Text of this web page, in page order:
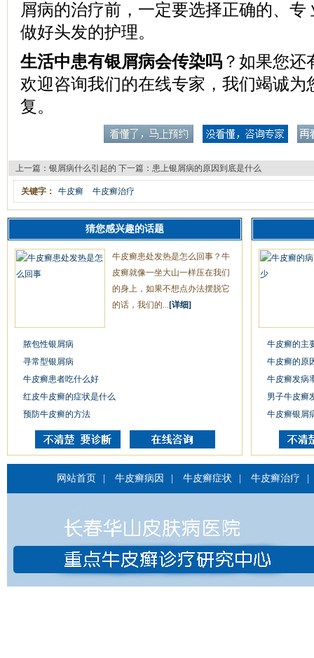
屑病的治疗前，一定要选择正确的、专
做好头发的护理。
生活中患有银屑病会传染吗 ？如果您
欢迎咨询我们的在线专家，我们竭诚为
复。
上一篇： 银屑病什么引起的 下一篇： 患上银屑病的原因到底是什么
关键字： 牛皮癣 牛皮癣治疗
猜您感兴趣的话题
牛皮癣患处发热是怎么回事？牛
皮癣就像一坐大山一样压在我们
的身上，如果不想点办法摆脱它
的话，我们的... [详细]
脓包性银屑病
寻常型银屑病
牛皮癣患者吃什么好
红皮牛皮癣的症状是什么
预防牛皮癣的方法
牛皮癣的主
牛皮癣的原
牛皮癣发病
男子牛皮癣
牛皮癣银屑
网站首页 牛皮癣病因 牛皮癣症状 牛皮癣治疗